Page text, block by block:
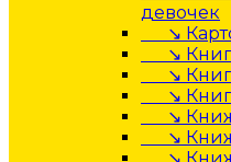
девочек
↘
↘
↘
↘
↘
↘